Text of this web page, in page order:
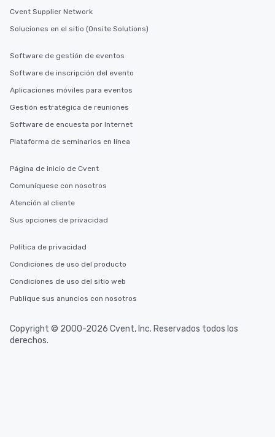
Cvent Supplier Network
Soluciones en el sitio (Onsite Solutions)
Software de gestión de eventos
Software de inscripción del evento
Aplicaciones móviles para eventos
Gestión estratégica de reuniones
Software de encuesta por Internet
Plataforma de seminarios en línea
Página de inicio de Cvent
Comuníquese con nosotros
Atención al cliente
Sus opciones de privacidad
Política de privacidad
Condiciones de uso del producto
Condiciones de uso del sitio web
Publique sus anuncios con nosotros
Copyright © 2000-2026 Cvent, Inc. Reservados todos los
derechos.